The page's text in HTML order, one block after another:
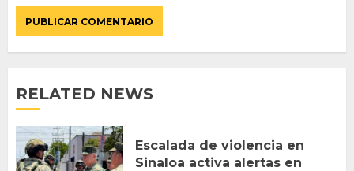
RELATED NEWS
Escalada de violencia en
Sinaloa activa alertas en